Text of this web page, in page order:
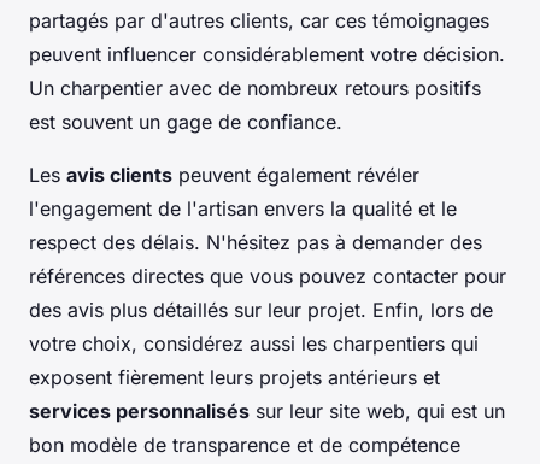
partagés par d'autres clients, car ces témoignages
peuvent influencer considérablement votre décision.
Un charpentier avec de nombreux retours positifs
est souvent un gage de confiance.
Les avis clients peuvent également révéler
l'engagement de l'artisan envers la qualité et le
respect des délais. N'hésitez pas à demander des
références directes que vous pouvez contacter pour
des avis plus détaillés sur leur projet. Enfin, lors de
votre choix, considérez aussi les charpentiers qui
exposent fièrement leurs projets antérieurs et
services personnalisés sur leur site web, qui est un
bon modèle de transparence et de compétence